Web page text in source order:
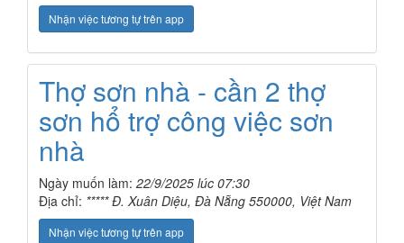
Nhận việc tương tự trên app
Thợ sơn nhà - cần 2 thợ
sơn hổ trợ công việc sơn
nhà
Ngày muốn làm: 22/9/2025 lúc 07:30
Địa chỉ: ***** Đ. Xuân Diệu, Đà Nẵng 550000, Việt Nam
Nhận việc tương tự trên app